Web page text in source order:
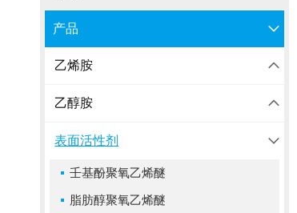
产品
乙烯胺
乙醇胺
表面活性剂
壬基酚聚氧乙烯醚
脂肪醇聚氧乙烯醚